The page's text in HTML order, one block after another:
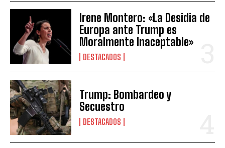
Irene Montero: «La Desidia de
Europa ante Trump es
Moralmente Inaceptable»
DESTACADOS
Trump: Bombardeo y
Secuestro
DESTACADOS